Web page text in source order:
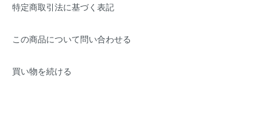
特定商取引法に基づく表記
この商品について問い合わせる
買い物を続ける